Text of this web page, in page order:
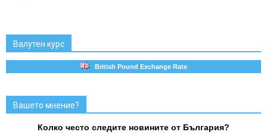
Валутен курс
British Pound Exchange Rate
Вашето мнение?
Колко често следите новините от България?